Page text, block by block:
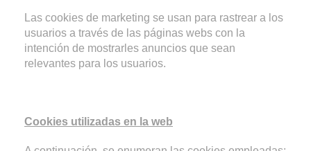
Las cookies de marketing se usan para rastrear a los
usuarios a través de las páginas webs con la
intención de mostrarles anuncios que sean
relevantes para los usuarios.
Cookies utilizadas en la web